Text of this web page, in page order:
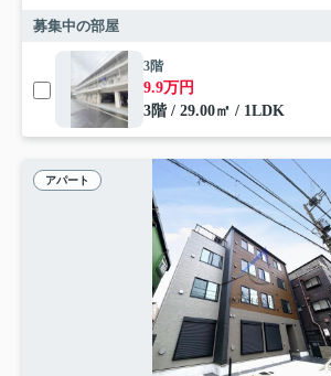
募集中の部屋
3階
9.9万円
3階 / 29.00㎡ / 1LDK
アパート